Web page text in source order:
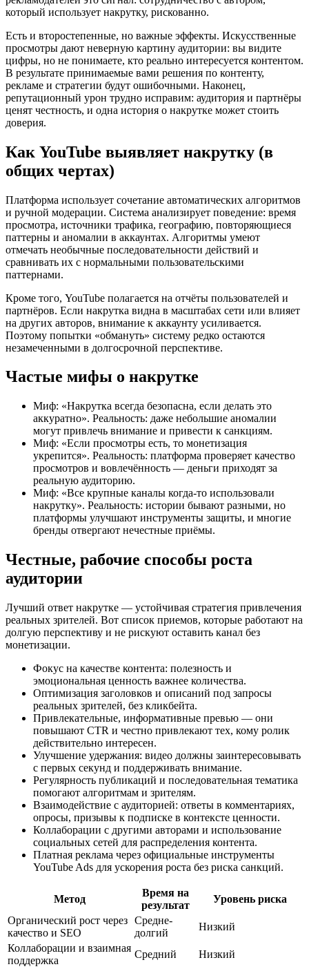
который использует накрутку, рискованно.
Есть и второстепенные, но важные эффекты. Искусственные
просмотры дают неверную картину аудитории: вы видите
цифры, но не понимаете, кто реально интересуется контентом.
В результате принимаемые вами решения по контенту,
рекламе и стратегии будут ошибочными. Наконец,
репутационный урон трудно исправим: аудитория и партнёры
ценят честность, и одна история о накрутке может стоить
доверия.
Как YouTube выявляет накрутку (в
общих чертах)
Платформа использует сочетание автоматических алгоритмов
и ручной модерации. Система анализирует поведение: время
просмотра, источники трафика, географию, повторяющиеся
паттерны и аномалии в аккаунтах. Алгоритмы умеют
отмечать необычные последовательности действий и
сравнивать их с нормальными пользовательскими
паттернами.
Кроме того, YouTube полагается на отчёты пользователей и
партнёров. Если накрутка видна в масштабах сети или влияет
на других авторов, внимание к аккаунту усиливается.
Поэтому попытки «обмануть» систему редко остаются
незамеченными в долгосрочной перспективе.
Частые мифы о накрутке
Миф: «Накрутка всегда безопасна, если делать это
аккуратно». Реальность: даже небольшие аномалии
могут привлечь внимание и привести к санкциям.
Миф: «Если просмотры есть, то монетизация
укрепится». Реальность: платформа проверяет качество
просмотров и вовлечённость — деньги приходят за
реальную аудиторию.
Миф: «Все крупные каналы когда-то использовали
накрутку». Реальность: истории бывают разными, но
платформы улучшают инструменты защиты, и многие
бренды отвергают нечестные приёмы.
Честные, рабочие способы роста
аудитории
Лучший ответ накрутке — устойчивая стратегия привлечения
реальных зрителей. Вот список приемов, которые работают на
долгую перспективу и не рискуют оставить канал без
монетизации.
Фокус на качестве контента: полезность и
эмоциональная ценность важнее количества.
Оптимизация заголовков и описаний под запросы
реальных зрителей, без кликбейта.
Привлекательные, информативные превью — они
повышают CTR и честно привлекают тех, кому ролик
действительно интересен.
Улучшение удержания: видео должны заинтересовывать
с первых секунд и поддерживать внимание.
Регулярность публикаций и последовательная тематика
помогают алгоритмам и зрителям.
Взаимодействие с аудиторией: ответы в комментариях,
опросы, призывы к подписке в контексте ценности.
Коллаборации с другими авторами и использование
социальных сетей для распределения контента.
Платная реклама через официальные инструменты
YouTube Ads для ускорения роста без риска санкций.
Метод
Время на
результат
Уровень риска
Органический рост через
качество и SEO
Средне-
долгий
Низкий
Коллаборации и взаимная
поддержка
Средний
Низкий